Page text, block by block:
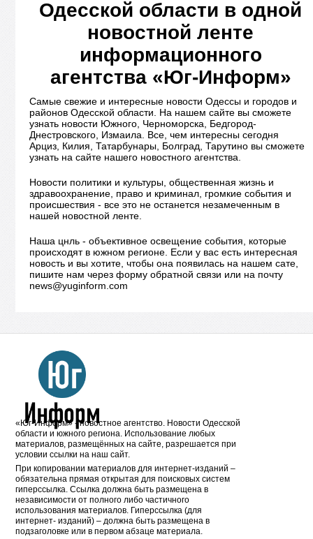
Одесской области в одной
новостной ленте
информационного
агентства «Юг-Информ»
Самые свежие и интересные новости Одессы и городов и
районов Одесской области. На нашем сайте вы сможете
узнать новости Южного, Черноморска, Бедгород-
Днестровского, Измаила. Все, чем интересны сегодня
Арциз, Килия, Татарбунары, Болград, Тарутино вы сможете
узнать на сайте нашего новостного агентства.
Новости политики и культуры, общественная жизнь и
здравоохранение, право и криминал, громкие события и
происшествия - все это не останется незамеченным в
нашей новостной ленте.
Наша цнль - объективное освещение события, которые
происходят в южном регионе. Если у вас есть интересная
новость и вы хотите, чтобы она появилась на нашем сате,
пишите нам через форму обратной связи или на почту
news@yuginform.com
«Юг-Информ» - новостное агентство. Новости Одесской
области и южного региона. Использование любых
материалов, размещённых на сайте, разрешается при
условии ссылки на наш сайт.
При копировании материалов для интернет-изданий –
обязательна прямая открытая для поисковых систем
гиперссылка. Ссылка должна быть размещена в
независимости от полного либо частичного
использования материалов. Гиперссылка (для
интернет- изданий) – должна быть размещена в
подзаголовке или в первом абзаце материала.